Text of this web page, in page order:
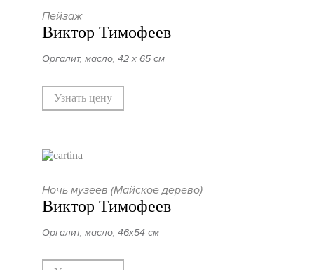
Пейзаж
Виктор Тимофеев
Оргалит, масло, 42 х 65 см
Узнать цену
Ночь музеев (Майское дерево)
Виктор Тимофеев
Оргалит, масло, 46х54 см